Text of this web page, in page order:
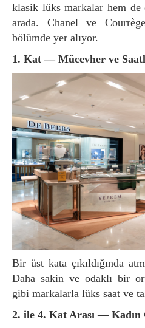
klasik lüks markalar hem de
arada. Chanel ve
bölümde yer alıyor.
1. Kat — Mücevher ve
Bir üst kata çıkıldığında atmosfer tamamen değişiyor.
Daha sakin ve odaklı bir
gibi markalarla lüks saat ve
2. ile 4. Kat Arası —